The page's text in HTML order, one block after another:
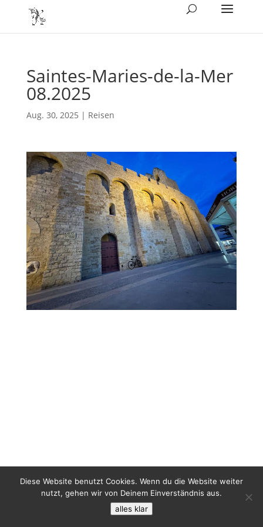
Saintes-Maries-de-la-Mer
08.2025
Aug. 30, 2025 | Reisen
Diese Website benutzt Cookies. Wenn du die Website weiter
nutzt, gehen wir von Deinem Einverständnis aus.
alles klar